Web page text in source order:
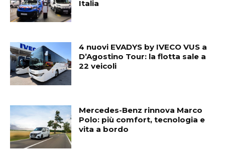
Italia
4 nuovi EVADYS by IVECO VUS a
D’Agostino Tour: la flotta sale a
22 veicoli
Mercedes-Benz rinnova Marco
Polo: più comfort, tecnologia e
vita a bordo